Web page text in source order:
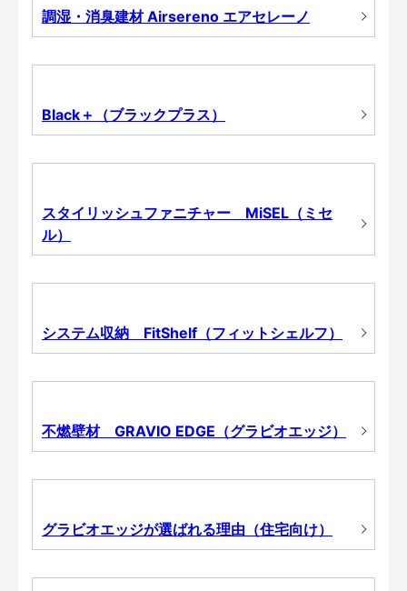
調湿・消臭建材 Airsereno エアセレーノ
Black＋（ブラックプラス）
スタイリッシュファニチャー MiSEL（ミセ
ル）
システム収納 FitShelf（フィットシェルフ）
不燃壁材 GRAVIO EDGE（グラビオエッジ）
グラビオエッジが選ばれる理由（住宅向け）